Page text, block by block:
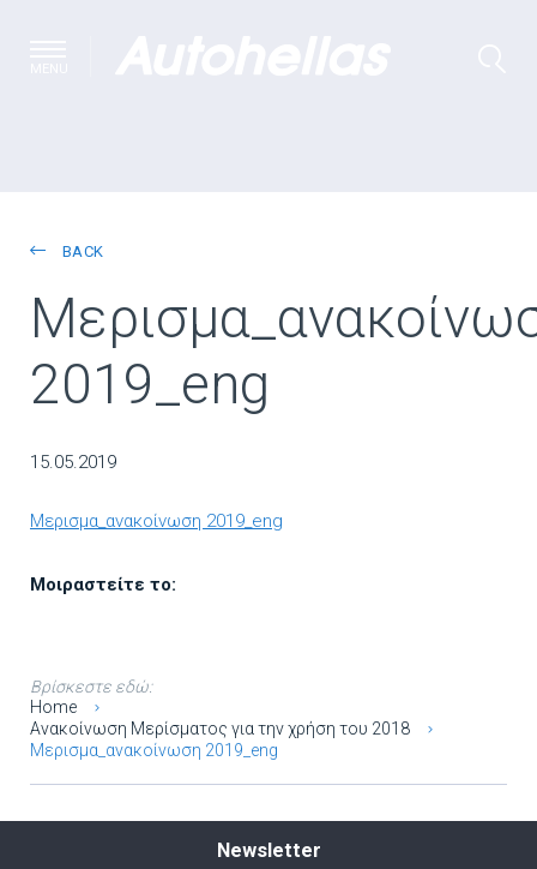
BACK
2019_eng
15.05.2019
Μερισμα_ανακοίνωση 2019_eng
Μοιραστείτε το:
Βρίσκεστε εδώ:
Home
Ανακοίνωση Μερίσματος για την χρήση του 2018
Μερισμα_ανακοίνωση 2019_eng
Newsletter